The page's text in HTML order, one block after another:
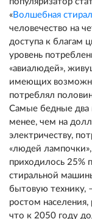
«Волшебная
человечество на
доступа к благам
уровень
«авиалюдей»,
имеющих
потреблял
Самые бедные два
менее, чем на
электричеству,
«людей
приходилось 25%
стиральной
бытовую технику,
ростом населения,
что к 2050 году